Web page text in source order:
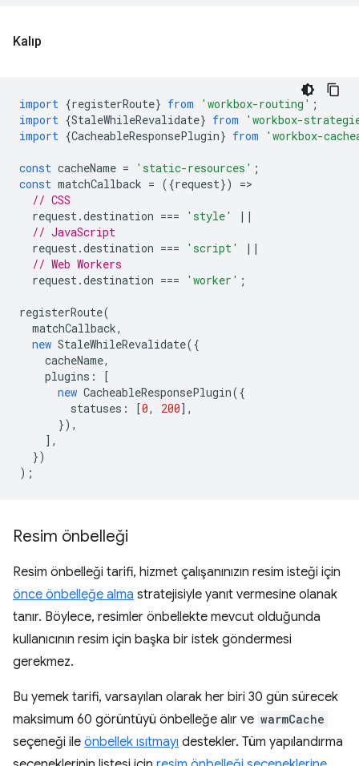
Kalıp
import {registerRoute} from 'workbox-routing' ;
import {StaleWhileRevalidate} from
'workbox-
import {CacheableResponsePlugin} from 'workbox-
const cacheName = 'static-resources' ;
const matchCallback = ({request}) =
// CSS
request.destination === 'style'
||
// JavaScript
request.destination === 'script'
||
// Web Workers
request.destination === 'worker' ;
registerRoute(
matchCallback,
new StaleWhileRevalidate({
cacheName,
plugins :
[
new CacheableResponsePlugin({
statuses : [0, 200],
}),
],
})
);
Resim önbelleği
Resim önbelleği tarifi, hizmet çalışanınızın resim isteği için
önce önbelleğe alma stratejisiyle yanıt vermesine olanak
tanır. Böylece, resimler önbellekte mevcut olduğunda
kullanıcının resim için başka bir istek göndermesi
gerekmez.
Bu yemek tarifi, varsayılan olarak her biri 30 gün sürecek
maksimum 60 görüntüyü önbelleğe alır ve warmCache
seçeneği ile önbellek ısıtmayı destekler. Tüm yapılandırma